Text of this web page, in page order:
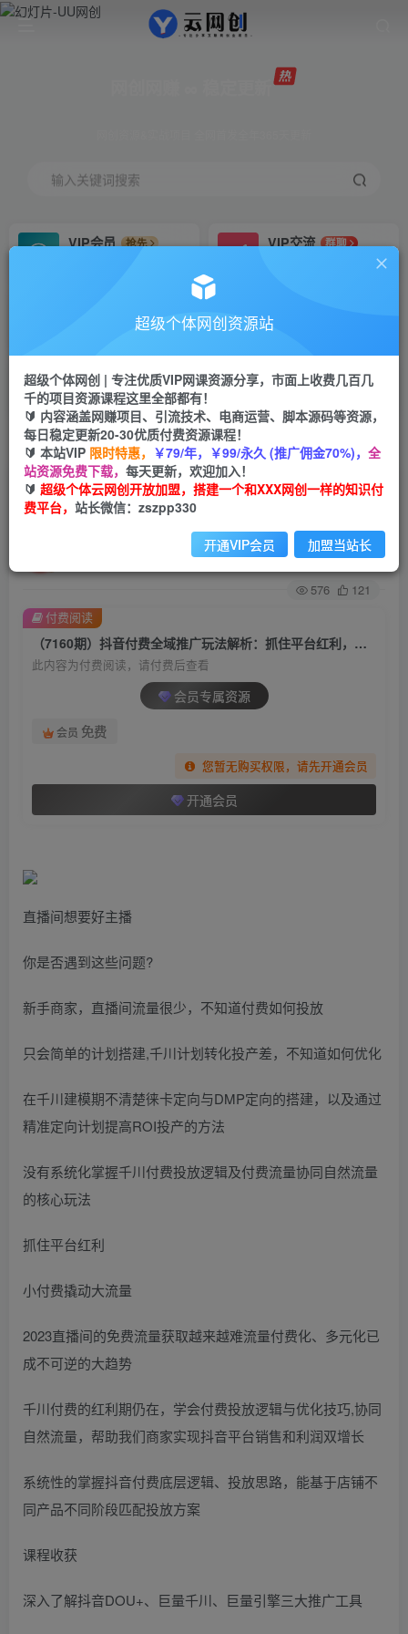
输入关键词搜索
VIP会员
抢先
VIP交流
群聊
研究探讨更多创业项目路子。
会员专属推广链接
招募站长
挂机
项目
脚本卡密
APP下载
GO
首页 创业课程 会员专属 正文
（7160期）抖音付费全域推广玩法解析：抓住平
台红利，小付费撬动大流量（9节课）
关注 私信
576 121
（7160期）抖音付费全域推广玩法解析：抓住平台红利，小付费撬动大流量（9节课）
此内容为付费阅读，请付费后查看
会员专属资源
会员 免费
您暂无购买权限，请先开通会员
开通会员
付费阅读
直播间想要好主播
你是否遇到这些问题?
新手商家，直播间流量很少，不知道付费如何投放
只会简单的计划搭建,千川计划转化投产差，不知道如何优化
在千川建模期不清楚徕卡定向与DMP定向的搭建，以及通过
精准定向计划提高ROI投产的方法
没有系统化掌握千川付费投放逻辑及付费流量协同自然流量
的核心玩法
抓住平台红利
小付费撬动大流量
2023直播间的免费流量获取越来越难流量付费化、多元化已
成不可逆的大趋势
千川付费的红利期仍在，学会付费投放逻辑与优化技巧,协同
自然流量，帮助我们商家实现抖音平台销售和利润双增长
系统性的掌握抖音付费底层逻辑、投放思路，能基于店铺不
同产品不同阶段匹配投放方案
课程收获
深入了解抖音DOU+、巨量千川、巨量引擎三大推广工具
超级个体网创资源站
超级个体网创 | 专注优质VIP网课资源分享，市面上收费几百几
千的项目资源课程这里全部都有！
🔰 内容涵盖网赚项目、引流技术、电商运营、脚本源码等资源，
每日稳定更新20-30优质付费资源课程！
🔰 本站VIP 限时特惠， ￥79/年，￥99/永久 (推广佣金70%)， 全
站资源免费下载， 每天更新，欢迎加入！
🔰 超级个体云网创开放加盟，搭建一个和XXX网创一样的知识付
费平台， 站长微信：zszpp330
开通VIP会员 加盟当站长